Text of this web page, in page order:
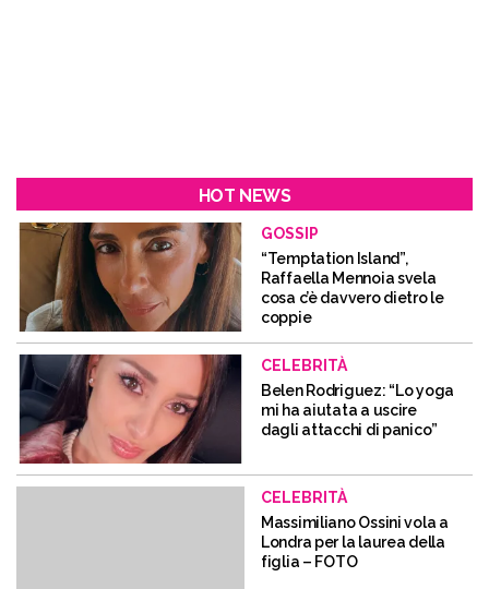
HOT NEWS
GOSSIP
“Temptation Island”,
Raffaella Mennoia svela
cosa c’è davvero dietro le
coppie
CELEBRITÀ
Belen Rodriguez: “Lo yoga
mi ha aiutata a uscire
dagli attacchi di panico”
CELEBRITÀ
Massimiliano Ossini vola a
Londra per la laurea della
figlia – FOTO